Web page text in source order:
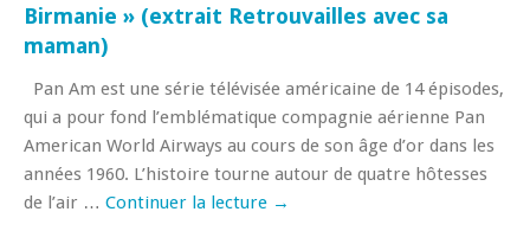
Birmanie » (extrait Retrouvailles avec sa
maman)
Pan Am est une série télévisée américaine de 14 épisodes,
qui a pour fond l’emblématique compagnie aérienne Pan
American World Airways au cours de son âge d’or dans les
années 1960. L’histoire tourne autour de quatre hôtesses
de l’air … Continuer la lecture →